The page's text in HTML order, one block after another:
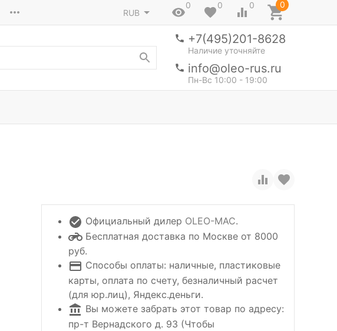
RUB
0 0 0 0
+7(495)201-8628
Наличие уточняйте
info@oleo-rus.ru
Пн-Вс 10:00 - 19:00
Официальный дилер OLEO-MAC.
Бесплатная доставка по Москве от 8000
руб.
Способы оплаты: наличные, пластиковые
карты, оплата по счету, безналичный расчет
(для юр.лиц), Яндекс.деньги.
Вы можете забрать этот товар по адресу:
пр-т Вернадского д. 93 (Чтобы